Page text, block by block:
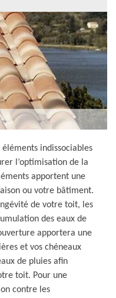
indissociables
l’optimisation de la
apportent une
ou votre bâtiment.
de votre toit, les
des eaux de
apportera une
et vos chéneaux
de pluies afin
toit. Pour une
contre les